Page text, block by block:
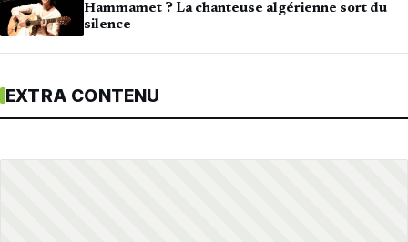
Hammamet ? La chanteuse algérienne sort du
silence
EXTRA CONTENU